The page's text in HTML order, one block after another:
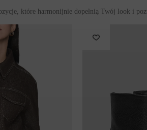
do wełny)
bębnowej
697